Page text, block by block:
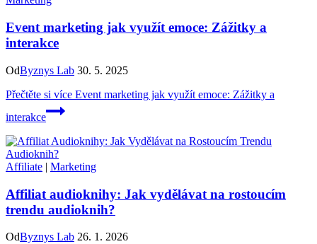
Event marketing jak využít emoce: Zážitky a
interakce
OdByznys Lab 30. 5. 2025
Přečtěte si více Event marketing jak využít emoce: Zážitky a
interakce
Affiliate | Marketing
Affiliat audioknihy: Jak vydělávat na rostoucím
trendu audioknih?
OdByznys Lab 26. 1. 2026